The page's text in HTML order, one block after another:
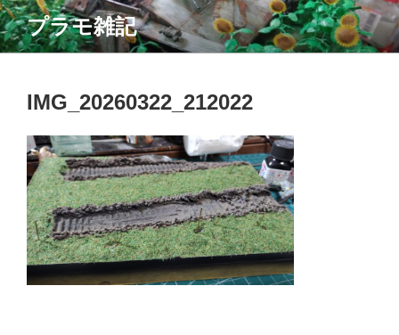
コ
ン
テ
プラモ雑記
IMG_20260322_212022